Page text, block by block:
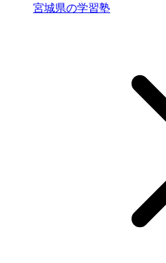
宮城県の学習塾